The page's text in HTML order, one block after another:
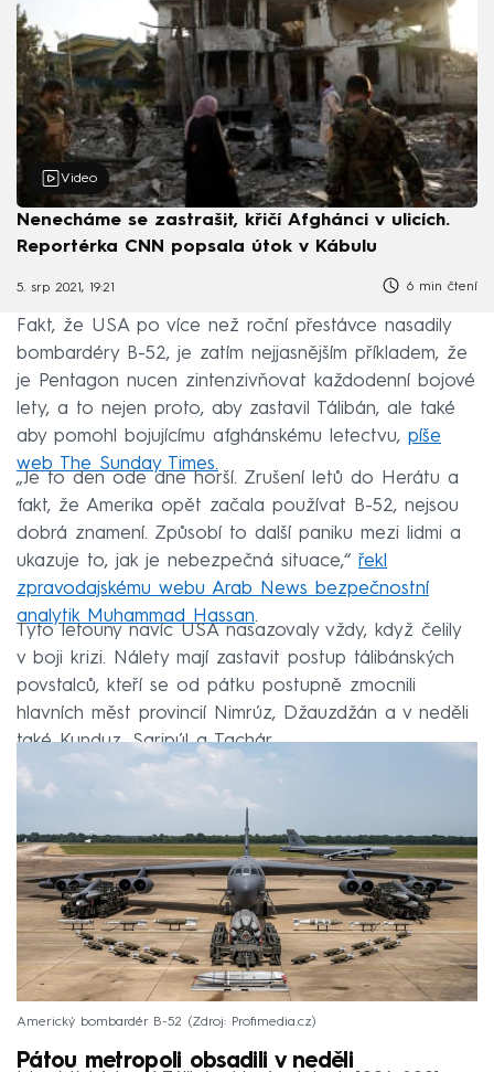
Video
Nenecháme se zastrašit, křičí Afghánci v ulicích.
Reportérka CNN popsala útok v Kábulu
5. srp 2021, 19:21 6 min čtení
Fakt, že USA po více než roční přestávce nasadily
bombardéry B-52, je zatím nejjasnějším příkladem, že
je Pentagon nucen zintenzivňovat každodenní bojové
lety, a to nejen proto, aby zastavil Tálibán, ale také
aby pomohl bojujícímu afghánskému letectvu, píše
web The Sunday Times.
„Je to den ode dne horší. Zrušení letů do Herátu a
fakt, že Amerika opět začala používat B-52, nejsou
dobrá znamení. Způsobí to další paniku mezi lidmi a
ukazuje to, jak je nebezpečná situace,“ řekl
zpravodajskému webu Arab News bezpečnostní
analytik Muhammad Hassan.
Tyto letouny navíc USA nasazovaly vždy, když čelily
v boji krizi. Nálety mají zastavit postup tálibánských
povstalců, kteří se od pátku postupně zmocnili
hlavních měst provincií Nimrúz, Džauzdžán a v neděli
také Kunduz, Saripúl a Tachár.
Americký bombardér B-52 Zdroj: Profimedia.cz
Pátou metropoli obsadili v neděli